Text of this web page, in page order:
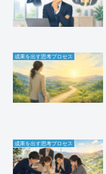
成果を出す思考プロセス
成果を出す思考プロセス